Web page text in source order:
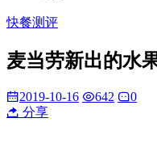
快餐测评
麦当劳新出的水
2019-10-16 642
0
分享